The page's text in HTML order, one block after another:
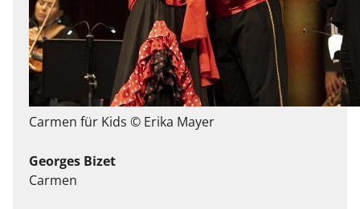
Carmen für Kids © Erika Mayer
Georges Bizet
Carmen